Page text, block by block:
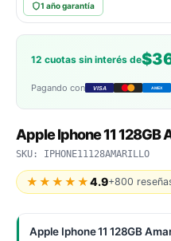
1 año garantía
12 cuotas sin interés de
Pagando con VISA AMEX
Apple Iphone 11
SKU: IPHONE11128AMARILLO
★★★★★4.9+800
Apple Iphone 11 128GB